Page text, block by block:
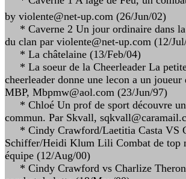
by violente@net-up.com (26/Jun/02)
* Caverne 2 Un jour ordinaire dans la
du clan par violente@net-up.com (12/
* La châtelaine (13/Feb/04)
* La soeur de la Cheerleader La
cheerleader donne une lecon a un
MBP, Mbpmw@aol.com (23/Jun/97)
* Chloé Un prof de sport découvre
commun. Par Skvall,
* Cindy Crawford/Laetitia Casta VS
Schiffer/Heidi Klum Lili Combat de top
équipe (12/Aug/00)
* Cindy Crawford vs Charlize